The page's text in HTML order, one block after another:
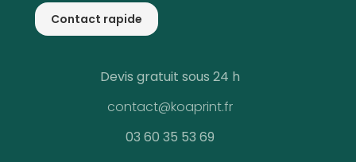
Contact rapide
Devis gratuit sous 24 h
contact@koaprint.fr
03 60 35 53 69